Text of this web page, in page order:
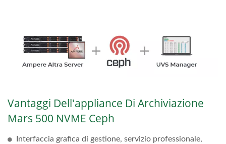
Vantaggi Dell'appliance Di Archiviazione
Mars 500 NVME Ceph
Interfaccia grafica di gestione, servizio professionale,